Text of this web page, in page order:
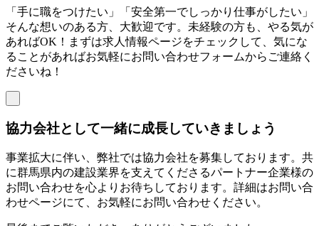
「手に職をつけたい」「安全第一でしっかり仕事がしたい」
そんな想いのある方、大歓迎です。未経験の方も、やる気が
あればOK！まずは求人情報ページをチェックして、気にな
ることがあればお気軽にお問い合わせフォームからご連絡く
ださいね！
協力会社として一緒に成長していきましょう
事業拡大に伴い、弊社では協力会社を募集しております。共
に群馬県内の建設業界を支えてくださるパートナー企業様の
お問い合わせを心よりお待ちしております。詳細はお問い合
わせページにて、お気軽にお問い合わせください。